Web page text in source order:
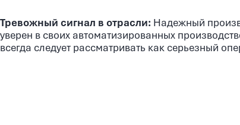
Тревожный сигнал в отрасли: Надежный
уверен в своих автоматизированных
всегда следует рассматривать как серьезный